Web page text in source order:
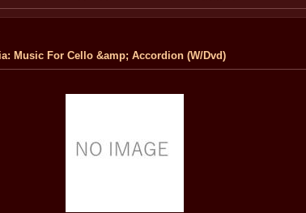
Music For Cello &amp; Accordion (W/Dvd)